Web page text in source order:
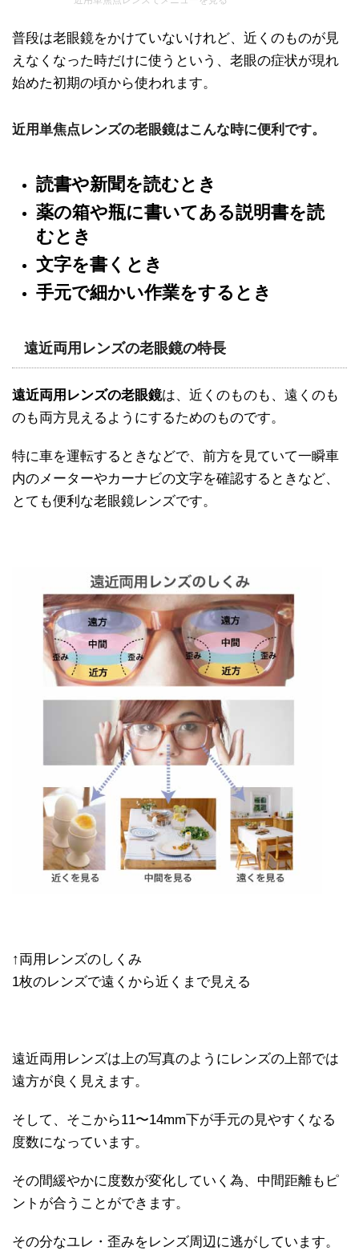
普段は老眼鏡をかけていないけれど、近くのものが見
えなくなった時だけに使うという、老眼の症状が現れ
始めた初期の頃から使われます。
近用単焦点レンズの老眼鏡はこんな時に便利です。
読書や新聞を読むとき
薬の箱や瓶に書いてある説明書を読
むとき
文字を書くとき
手元で細かい作業をするとき
遠近両用レンズの老眼鏡の特長
遠近両用レンズの老眼鏡は、近くのものも、遠くのも
のも両方見えるようにするためのものです。
特に車を運転するときなどで、前方を見ていて一瞬車
内のメーターやカーナビの文字を確認するときなど、
とても便利な老眼鏡レンズです。
↑両用レンズのしくみ
1枚のレンズで遠くから近くまで見える
遠近両用レンズは上の写真のようにレンズの上部では
遠方が良く見えます。
そして、そこから11〜14mm下が手元の見やすくなる
度数になっています。
その間緩やかに度数が変化していく為、中間距離もピ
ントが合うことができます。
その分なユレ・歪みをレンズ周辺に逃がしています。